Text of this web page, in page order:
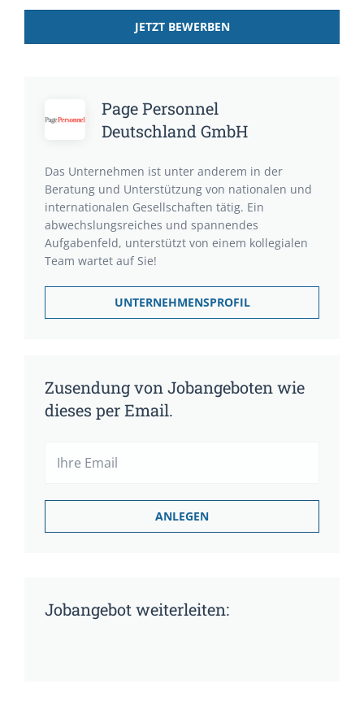
JETZT BEWERBEN
Page Personnel
Deutschland GmbH
Das Unternehmen ist unter anderem in der
Beratung und Unterstützung von nationalen und
internationalen Gesellschaften tätig. Ein
abwechslungsreiches und spannendes
Aufgabenfeld, unterstützt von einem kollegialen
Team wartet auf Sie!
UNTERNEHMENSPROFIL
Zusendung von Jobangeboten wie
dieses per Email.
Jobangebot weiterleiten: